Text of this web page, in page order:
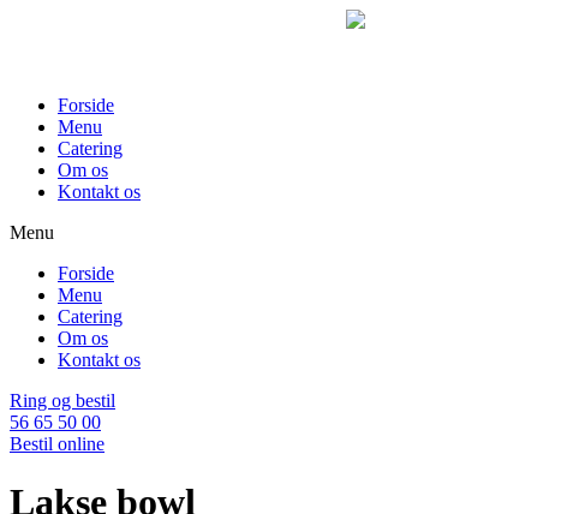
Forside
Menu
Catering
Om os
Kontakt os
Menu
Forside
Menu
Catering
Om os
Kontakt os
Ring og bestil
56 65 50 00
Bestil online
Lakse bowl